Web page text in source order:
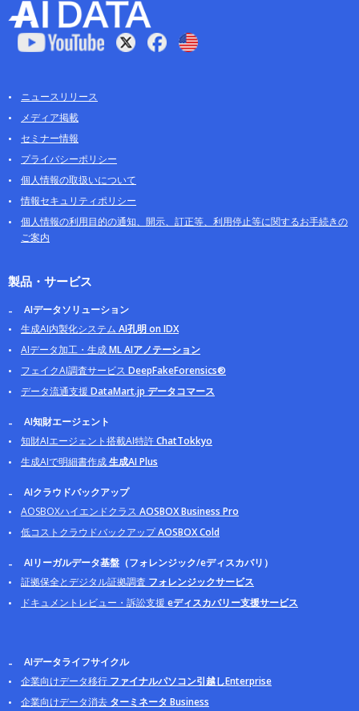
ニュースリリース
メディア掲載
セミナー情報
プライバシーポリシー
個人情報の取扱いについて
情報セキュリティポリシー
個人情報の利用目的の通知、開示、訂正等、利用停止等に関するお手続きの
ご案内
製品・サービス
AIデータソリューション
生成AI内製化システム AI孔明 on IDX
AIデータ加工・生成ML AIアノテーション
フェイクAI調査サービス DeepFakeForensics®
データ流通支援 DataMart.jp データコマース
AI知財エージェント
知財AIエージェント搭載AI特許ChatTokkyo
生成AIで明細書作成生成AI Plus
AIクラウドバックアップ
AOSBOXハイエンドクラス AOSBOX Business Pro
低コストクラウドバックアップAOSBOX Cold
AIリーガルデータ基盤（フォレンジック/eディスカバリ）
証拠保全とデジタル証拠調査 フォレンジックサービス
ドキュメントレビュー・訴訟支援 eディスカバリー支援サービス
AIデータライフサイクル
企業向けデータ移行 ファイナルパソコン引越しEnterprise
企業向けデータ消去 ターミネータ Business